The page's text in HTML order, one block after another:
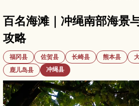
百名海滩｜冲绳南部海景
攻略
福冈县 佐贺县 长崎县 熊本县
鹿儿岛县
冲绳县